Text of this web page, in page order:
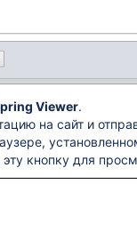
Viewer.
на сайт и
кнопку для